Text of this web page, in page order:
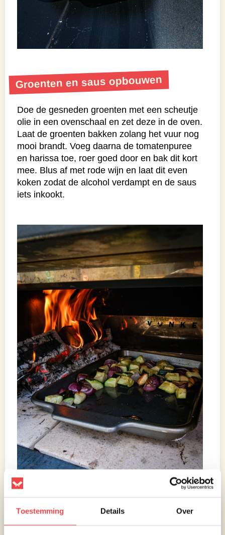
Toestemming Details Over
Groenten en saus opbouwen
Doe de gesneden groenten met een scheutje
olie in een ovenschaal en zet deze in de oven.
Laat de groenten bakken zolang het vuur nog
mooi brandt. Voeg daarna de tomatenpuree
en harissa toe, roer goed door en bak dit kort
mee. Blus af met rode wijn en laat dit even
koken zodat de alcohol verdampt en de saus
iets inkookt.